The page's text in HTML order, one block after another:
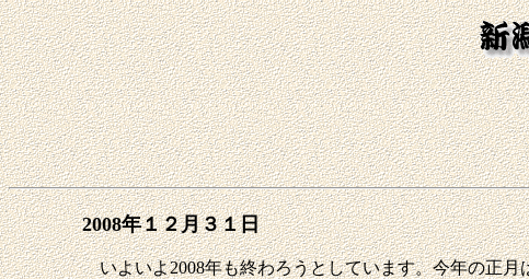
2008年１２月３１日
いよいよ2008年も終わろうとしています。今年の正月